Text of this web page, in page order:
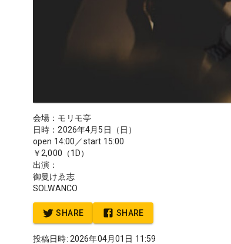
会場：モリモ亭
日時：2026年4月5日（日）
open 14:00／start 15:00
￥2,000（1D）
出演：
御曼けゑ志
SOLWANCO
SHARE SHARE
投稿日時: 2026年04月01日 11:59